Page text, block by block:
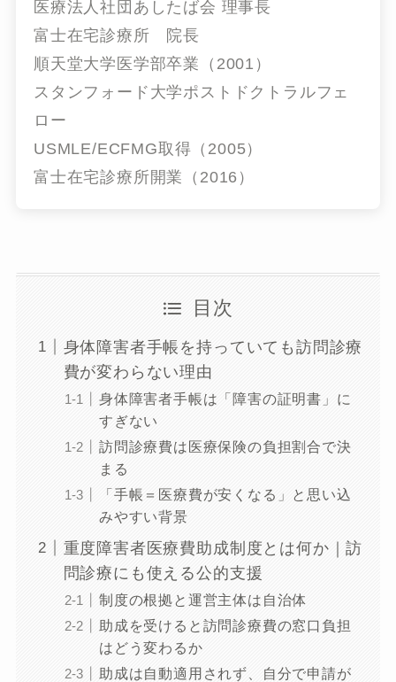
医療法人社団あしたば会 理事長
富士在宅診療所 院長
順天堂大学医学部卒業（2001）
スタンフォード大学ポストドクトラルフェ
ロー
USMLE/ECFMG取得（2005）
富士在宅診療所開業（2016）
目次
身体障害者手帳を持っていても訪問診療
費が変わらない理由
身体障害者手帳は「障害の証明書」に
すぎない
訪問診療費は医療保険の負担割合で決
まる
「手帳＝医療費が安くなる」と思い込
みやすい背景
重度障害者医療費助成制度とは何か｜訪
問診療にも使える公的支援
制度の根拠と運営主体は自治体
助成を受けると訪問診療費の窓口負担
はどう変わるか
助成は自動適用されず、自分で申請が